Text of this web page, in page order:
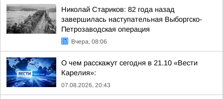
Николай Стариков: 82 года назад
завершилась наступательная Выборгско-
Петрозаводская операция
Вчера, 08:06
О чем расскажут сегодня в 21.10 «Вести
Карелия»:
07.08.2026, 20:43